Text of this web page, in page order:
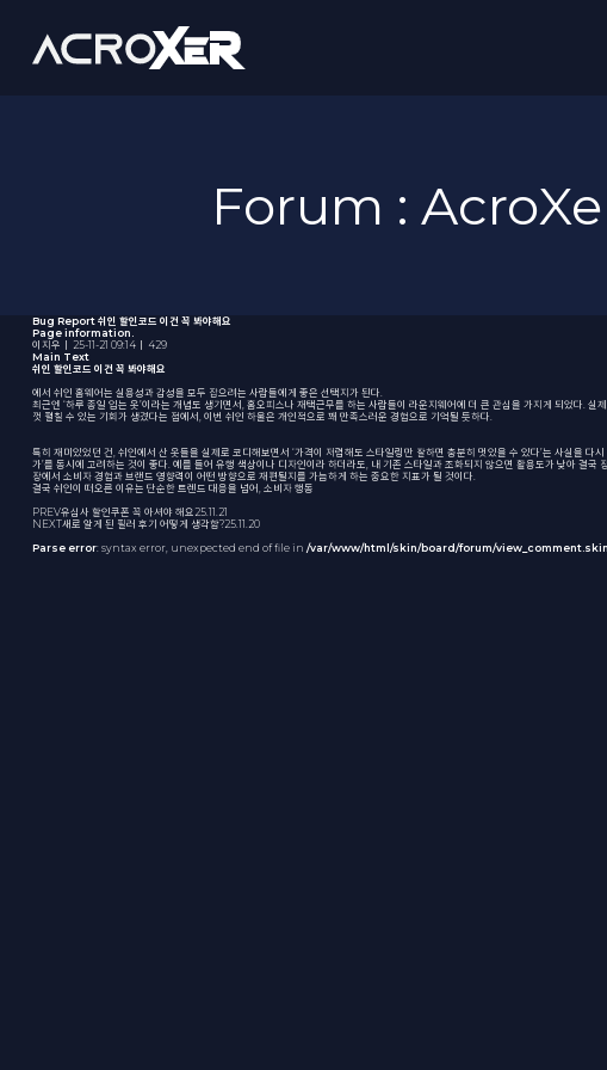
Forum :
Bug Report 쉬인 할인코드 이건 꼭 봐야해요
Page information.
이지우
25-11-21 09:14｜ 429
Main Text
쉬인 할인코드 이건 꼭 봐야해요
에서 쉬인 홈웨어는 실용성과 감성을 모두 잡으려는 사람들에게 좋은 선택지가 된다.
최근엔 ‘하루 종일 입는 옷’이라는 개념도 생기면서, 홈오피스나 재택근무를 하는 사람들이 라운지웨어에 더 큰 관심을 가지게 되었다.
껏 펼칠 수 있는 기회가 생겼다는 점에서, 이번 쉬인 하울은 개인적으로 꽤 만족스러운 경험으로 기억될 듯하다.
특히 재미있었던 건, 쉬인에서 산 옷들을 실제로 코디해보면서 ‘가격이 저렴해도 스타일링만 잘하면 충분히 멋있을 수 있다’는 사실을 다
가’를 동시에 고려하는 것이 좋다. 예를 들어 유행 색상이나 디자인이라 하더라도, 내 기존 스타일과 조화되지 않으면 활용도가 낮아 결국
장에서 소비자 경험과 브랜드 영향력이 어떤 방향으로 재편될지를 가늠하게 하는 중요한 지표가 될 것이다.
결국 쉬인이 떠오른 이유는 단순한 트렌드 대응을 넘어, 소비자 행동
PREV유심사 할인쿠폰 꼭 아셔야 해요25.11.21
NEXT새로 알게 된 필러 후기 어떻게 생각함?25.11.20
Parse error: syntax error, unexpected end of file in /var/www/html/skin/board/forum/